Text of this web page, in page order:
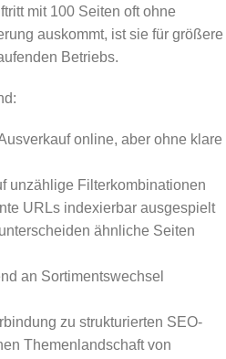
mit 100 Seiten oft ohne
auskommt, ist sie für größere
Betriebs.
online, aber ohne klare
unzählige Filterkombinationen
URLs indexierbar ausgespielt
ähnliche Seiten
an Sortimentswechsel
zu strukturierten SEO-
Themenlandschaft von